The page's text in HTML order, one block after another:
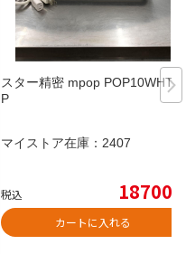
スター精密 mpop POP10WHTJ
P
マイストア在庫： 2407
税込 18700
カートに入れる